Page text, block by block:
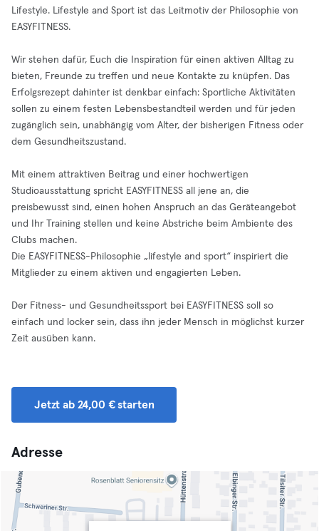
Lifestyle. Lifestyle and Sport ist das Leitmotiv der Philosophie von
EASYFITNESS.
Wir stehen dafür, Euch die Inspiration für einen aktiven Alltag zu
bieten, Freunde zu treffen und neue Kontakte zu knüpfen. Das
Erfolgsrezept dahinter ist denkbar einfach: Sportliche Aktivitäten
sollen zu einem festen Lebensbestandteil werden und für jeden
zugänglich sein, unabhängig vom Alter, der bisherigen Fitness oder
dem Gesundheitszustand.
Mit einem attraktiven Beitrag und einer hochwertigen
Studioausstattung spricht EASYFITNESS all jene an, die
preisbewusst sind, einen hohen Anspruch an das Geräteangebot
und Ihr Training stellen und keine Abstriche beim Ambiente des
Clubs machen.
Die EASYFITNESS-Philosophie „lifestyle and sport“ inspiriert die
Mitglieder zu einem aktiven und engagierten Leben.
Der Fitness- und Gesundheitssport bei EASYFITNESS soll so
einfach und locker sein, dass ihn jeder Mensch in möglichst kurzer
Zeit ausüben kann.
Jetzt ab 24,00 € starten
Adresse